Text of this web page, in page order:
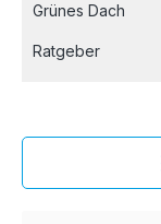
Grünes Dach
Ratgeber